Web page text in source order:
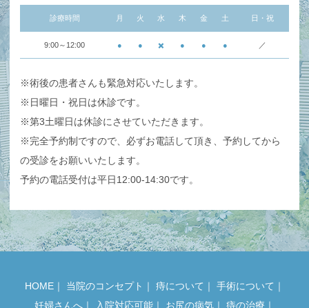
診療時間 月 火 水 木 金 土 日・祝
9:00～12:00 ● ● ✖️ ● ● ● ／
※術後の患者さんも緊急対応いたします。
※日曜日・祝日は休診です。
※第3土曜日は休診にさせていただきます。
※完全予約制ですので、必ずお電話して頂き、予約してから
の受診をお願いいたします。
予約の電話受付は平日12:00-14:30です。
HOME｜ 当院のコンセプト ｜ 痔について ｜ 手術について ｜
妊婦さんへ｜ 入院対応可能｜ お尻の病気｜ 痔の治療 ｜